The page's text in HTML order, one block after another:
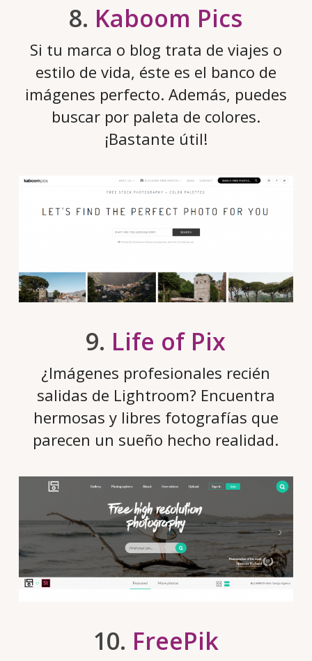
8. Kaboom Pics
Si tu marca o blog trata de viajes o
estilo de vida, éste es el banco de
imágenes perfecto. Además, puedes
buscar por paleta de colores.
¡Bastante útil!
9. Life of Pix
¿Imágenes profesionales recién
salidas de Lightroom? Encuentra
hermosas y libres fotografías que
parecen un sueño hecho realidad.
10. FreePik